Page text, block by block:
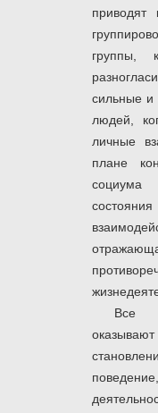
приводят
группы,
сильные и
людей,
личные
плане
социума
Все